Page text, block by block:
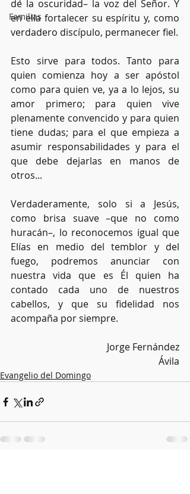
Familias
de la oscuridad– la voz del Señor. Y
en ella fortalecer su espíritu y, como
verdadero discípulo, permanecer fiel.
Esto sirve para todos. Tanto para
quien comienza hoy a ser apóstol
como para quien ve, ya a lo lejos, su
amor primero; para quien vive
plenamente convencido y para quien
tiene dudas; para el que empieza a
asumir responsabilidades y para el
que debe dejarlas en manos de
otros...
Verdaderamente, solo si a Jesús,
como brisa suave –que no como
huracán–, lo reconocemos igual que
Elías en medio del temblor y del
fuego, podremos anunciar con
nuestra vida que es Él quien ha
contado cada uno de nuestros
cabellos, y que su fidelidad nos
acompaña por siempre.
Jorge Fernández
Ávila
Evangelio del Domingo